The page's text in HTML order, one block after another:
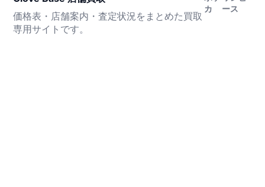
価格表・店舗案内・査定状況をまとめた買取
専用サイトです。
カ
ース